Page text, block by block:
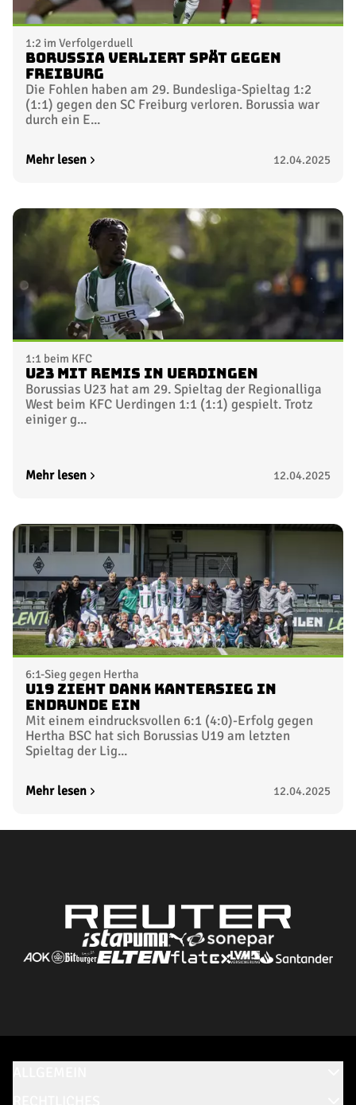
1:2 im Verfolgerduell
Borussia verliert spät gegen
Freiburg
Die Fohlen haben am 29. Bundesliga-Spieltag 1:2
(1:1) gegen den SC Freiburg verloren. Borussia war
durch ein E...
Mehr lesen 12.04.2025
1:1 beim KFC
U23 mit Remis in Uerdingen
Borussias U23 hat am 29. Spieltag der Regionalliga
West beim KFC Uerdingen 1:1 (1:1) gespielt. Trotz
einiger g...
Mehr lesen 12.04.2025
6:1-Sieg gegen Hertha
U19 zieht dank Kantersieg in
Endrunde ein
Mit einem eindrucksvollen 6:1 (4:0)-Erfolg gegen
Hertha BSC hat sich Borussias U19 am letzten
Spieltag der Lig...
Mehr lesen 12.04.2025